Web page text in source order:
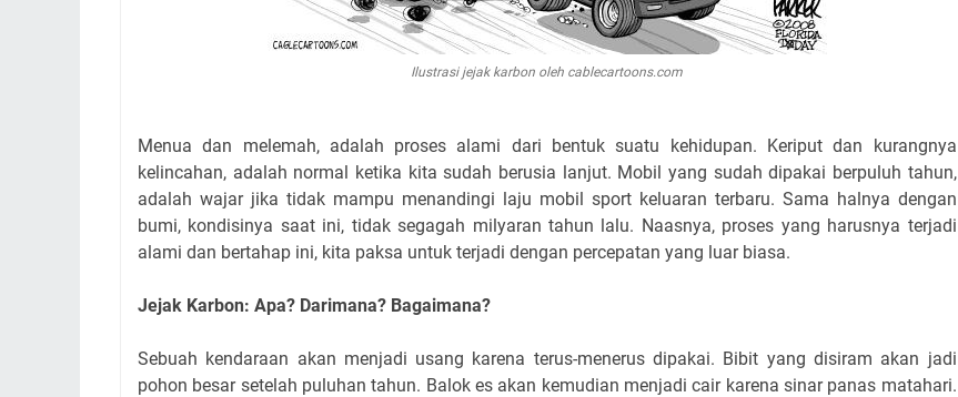
Ilustrasi jejak karbon oleh cablecartoons.com
Menua dan melemah, adalah proses alami dari bentuk suatu kehidupan. Keriput dan kurangnya
kelincahan, adalah normal ketika kita sudah berusia lanjut. Mobil yang sudah dipakai berpuluh tahun,
adalah wajar jika tidak mampu menandingi laju mobil sport keluaran terbaru. Sama halnya dengan
bumi, kondisinya saat ini, tidak segagah milyaran tahun lalu. Naasnya, proses yang harusnya terjadi
alami dan bertahap ini, kita paksa untuk terjadi dengan percepatan yang luar biasa.
Jejak Karbon: Apa? Darimana? Bagaimana?
Sebuah kendaraan akan menjadi usang karena terus-menerus dipakai. Bibit yang disiram akan jadi
pohon besar setelah puluhan tahun. Balok es akan kemudian menjadi cair karena sinar panas matahari.